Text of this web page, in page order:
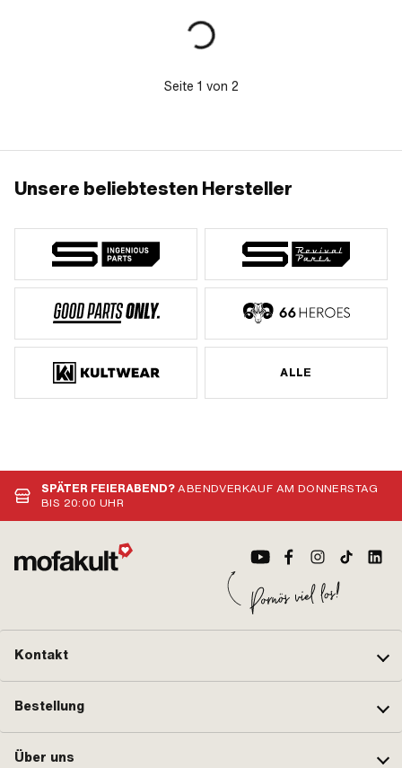
Seite 1 von 2
Unsere beliebtesten Hersteller
ALLE
SPÄTER FEIERABEND?ABENDVERKAUF AM DONNERSTAG
BIS 20:00 UHR
Kontakt
Bestellung
Über uns